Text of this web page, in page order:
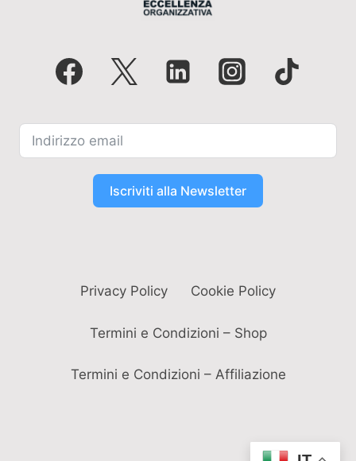
Iscriviti alla Newsletter
Privacy Policy Cookie Policy
Termini e Condizioni – Shop
Termini e Condizioni – Affiliazione